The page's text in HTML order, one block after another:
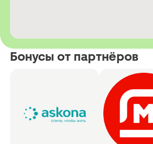
Бонусы от партнёров